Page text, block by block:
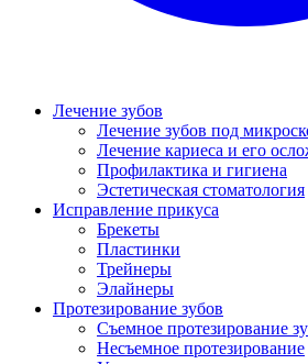
Лечение зубов
Лечение зубов под
Лечение кариеса и его
Профилактика и гигиена
Эстетическая стоматология
Исправление прикуса
Брекеты
Пластинки
Трейнеры
Элайнеры
Протезирование зубов
Съемное протезирование
Несъемное протезирование